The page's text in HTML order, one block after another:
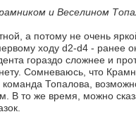
и Веселином
а потому не очень
ходу d2-d4 - ранее
гораздо сложнее и
Сомневаюсь, что
Топалова,
В то же время, можно